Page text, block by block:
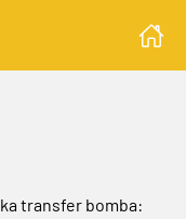
transfer bomba: